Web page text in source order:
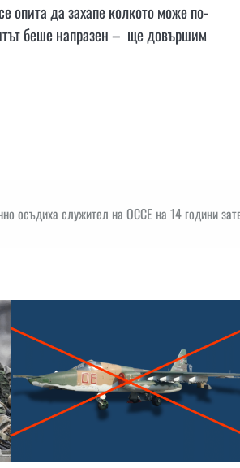
опита да захапе колкото може по-
беше напразен – ще довършим
осъдиха служител на ОССЕ на 14 години